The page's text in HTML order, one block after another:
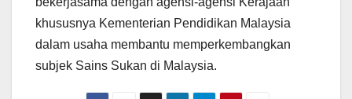
khususnya Kementerian Pendidikan Malaysia
dalam usaha membantu memperkembangkan
subjek Sains Sukan di Malaysia.